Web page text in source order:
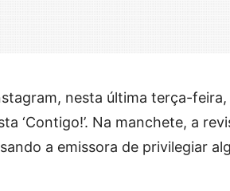
nesta última terça-feira,
‘Contigo!’. Na manchete, a
a emissora de privilegiar